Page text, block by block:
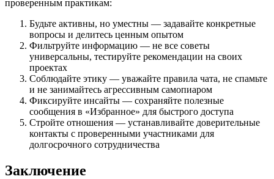
проверенным практикам:
Будьте активны, но уместны — задавайте конкретные
вопросы и делитесь ценным опытом
Фильтруйте информацию — не все советы
универсальны, тестируйте рекомендации на своих
проектах
Соблюдайте этику — уважайте правила чата, не спамьте
и не занимайтесь агрессивным самопиаром
Фиксируйте инсайты — сохраняйте полезные
сообщения в «Избранное» для быстрого доступа
Стройте отношения — устанавливайте доверительные
контакты с проверенными участниками для
долгосрочного сотрудничества
Заключение